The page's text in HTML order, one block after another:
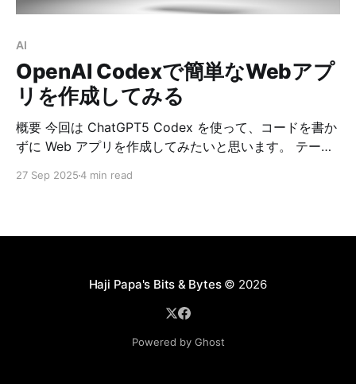
AI
OpenAI Codexで簡単なWebアプ
リを作成してみる
概要 今回は ChatGPT5 Codex を使って、コードを書か
ずに Web アプリを作成してみたいと思います。 テーマ
リにしました。 勉強に役立ててもらえたらうれしいで
v10.9.3) $ node -v v22.19.0 $ npm -v 10.
27 Sep 20254 min read
Haji Papa's Bits & Bytes© 2026
Powered by Ghost